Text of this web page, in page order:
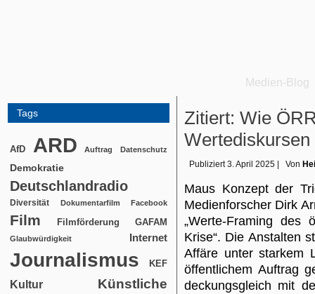
Medien-Blog
Tags
AfD ARD Auftrag Datenschutz
Demokratie
Deutschlandradio
Diversität Dokumentarfilm Facebook
Film Filmförderung GAFAM
Glaubwürdigkeit Internet
Journalismus KEF
Kultur
Künstliche
Zitiert: Wie
Wertediskursen
Publiziert 3. April 2025 Von
Maus Konzept der
Medienforscher Dirk
„Werte-Framing des
Krise“. Die Anstalten
Affäre unter starkem
öffentlichem Auftrag
deckungsgleich mit